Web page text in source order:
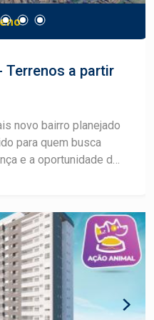
Neto oferece
para apresentar
Terrenos a partir
novo bairro planejado
para quem busca
e a oportunidade de
ruas planejadas,
elétrica e
amplas áreas verdes
a natureza e
dia. Um dos
do Engenho é sua
para oferecer